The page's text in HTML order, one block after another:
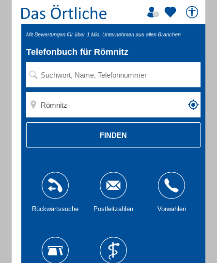
Mit Bewertungen für über 1 Mio. Unternehmen aus allen Branchen
Telefonbuch für Römnitz
FINDEN
Rückwärtssuche Postleitzahlen Vorwahlen